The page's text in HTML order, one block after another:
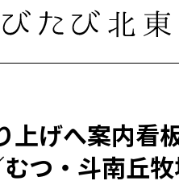
上げへ案内看
つ・斗南丘